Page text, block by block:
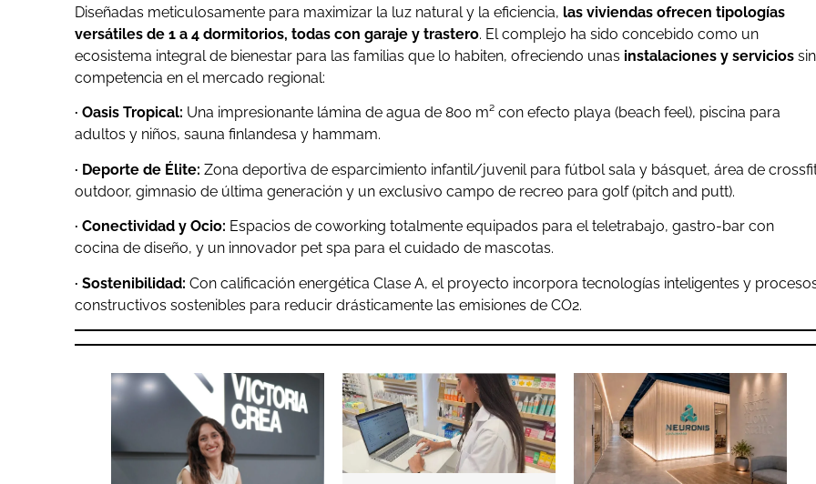
Diseñadas meticulosamente para maximizar la luz natural y la eficiencia, las viviendas ofrecen tipologías
versátiles de 1 a 4 dormitorios, todas con garaje y trastero. El complejo ha sido concebido como un
ecosistema integral de bienestar para las familias que lo habiten, ofreciendo unas instalaciones y servicios sin
competencia en el mercado regional:
· Oasis Tropical: Una impresionante lámina de agua de 800 m² con efecto playa (beach feel), piscina para
adultos y niños, sauna finlandesa y hammam.
· Deporte de Élite: Zona deportiva de esparcimiento infantil/juvenil para fútbol sala y básquet, área de
outdoor, gimnasio de última generación y un exclusivo campo de recreo para golf (pitch and putt).
· Conectividad y Ocio: Espacios de coworking totalmente equipados para el teletrabajo, gastro-bar con
cocina de diseño, y un innovador pet spa para el cuidado de mascotas.
· Sostenibilidad: Con calificación energética Clase A, el proyecto incorpora tecnologías inteligentes y
constructivos sostenibles para reducir drásticamente las emisiones de CO2.